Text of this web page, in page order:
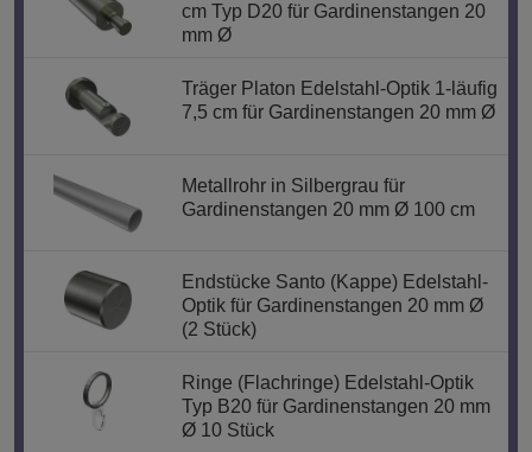
cm Typ D20 für Gardinenstangen 20
mm Ø
Träger Platon Edelstahl-Optik 1-läufig
7,5 cm für Gardinenstangen 20 mm Ø
Metallrohr in Silbergrau für
Gardinenstangen 20 mm Ø 100 cm
Endstücke Santo (Kappe) Edelstahl-
Optik für Gardinenstangen 20 mm Ø
(2 Stück)
Ringe (Flachringe) Edelstahl-Optik
Typ B20 für Gardinenstangen 20 mm
Ø 10 Stück